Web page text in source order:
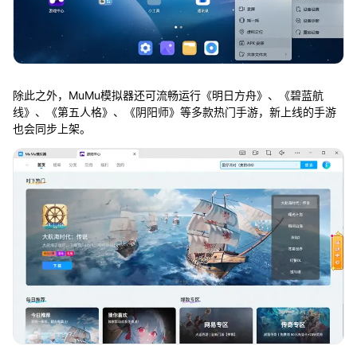
除此之外，MuMu模拟器还可流畅运行《明日方舟》、《碧蓝航
线》、《第五人格》、《阴阳师》等多款热门手游，新上线的手游
也会同步上架。